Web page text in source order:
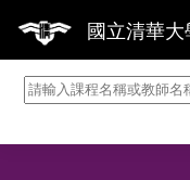
國立清華